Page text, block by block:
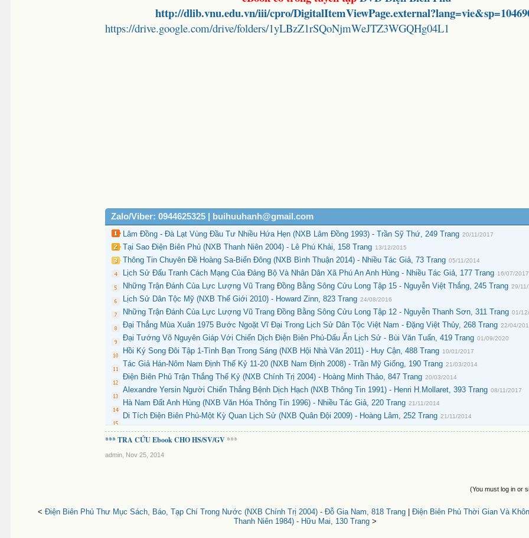
http://dlib.vnu.edu.vn/iii/cpro/
https://drive.google.com/drive/folders/1yLBzZ1rSQoNjmWeJTZ3WGQHg04L1
Zalo/Viber: 0944625325 | buihuuhanh@gmail.com
Lâm Đồng - Đà Lạt Vùng Đầu Tư Nhiều Hứa Hẹn (NXB Lâm Đồng 1993) - Trần Sỹ Thứ, 249 Trang 20/11/2017
Tại Sao Điện Biên Phủ (NXB Thanh Niên 2004) - Lê Phú Khải, 158 Trang 13/12/2015
Thông Tin Chuyên Đề Hoàng Sa-Biển Đông (NXB Bình Thuận 2014) - Nhiều Tác Giả, 73 Trang 05/11/2014
Lịch Sử Đấu Tranh Cách Mạng Của Đảng Bộ Và Nhân Dân Xã Phú An Anh Hùng - Nhiều Tác Giả, 177 Trang 16/07/2017
Những Trận Đánh Của Lực Lượng Vũ Trang Đồng Bằng Sông Cửu Long Tập 15 - Nguyễn Việt Thắng, 245 Trang 29/
Lịch Sử Dân Tộc Mỹ (NXB Thế Giới 2010) - Howard Zinn, 823 Trang 24/08/2016
Những Trận Đánh Của Lực Lượng Vũ Trang Đồng Bằng Sông Cửu Long Tập 12 - Nguyễn Thanh Sơn, 311 Trang 01/
Đại Thắng Mùa Xuân 1975 Bước Ngoặt Vĩ Đại Trong Lịch Sử Dân Tộc Việt Nam - Đặng Việt Thủy, 268 Trang 22/04/
Đại Tướng Võ Nguyên Giáp Với Chiến Dịch Điện Biên Phủ-Dấu Ấn Lịch Sử - Bùi Văn Tuấn, 419 Trang 01/09/2020
Hồi Ký Song Đôi Tập 1-Tình Bạn Trong Sáng (NXB Hội Nhà Văn 2011) - Huy Cận, 488 Trang 10/01/2017
Tác Giả Hán-Nôm Nam Định Thế Kỷ 11-20 (NXB Nam Định 2008) - Trần Mỹ Giống, 190 Trang 21/03/2014
Điện Biên Phủ Trận Thắng Thế Kỷ (NXB Chính Trị 2004) - Hoàng Minh Thảo, 847 Trang 20/03/2014
Alexandre Yersin Người Chiến Thắng Bệnh Dịch Hạch (NXB Thông Tin 1991) - Henri H.Mollaret, 393 Trang 08/11/2017
Hà Nam Đất Anh Hùng (NXB Văn Hóa Thông Tin 1996) - Nhiều Tác Giả, 220 Trang 21/11/2014
Di Tích Điện Biên Phủ-Một Kỳ Quan Lịch Sử (NXB Quân Đội 2009) - Hoàng Lâm, 252 Trang 21/11/2014
*** TRA CỨU Ebook CHO HS/SV/GV ***
admin Nov 25, 2014
(You must log in or
< Điện Biên Phủ Thư Mục Sách, Báo, Tạp Chí Trong Nước (NXB Chính Trị 2004) - Đỗ Gia Nam, 818 Trang
Điện Biên Phủ Thời Gian Và
Thanh Niên 1984) - Hữu Mai, 130 Trang >